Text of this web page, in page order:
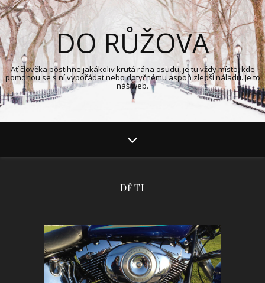
DO RŮŽOVA
Ať člověka postihne jakákoliv krutá rána osudu, je tu vždy místo, kde
pomohou se s ní vypořádat nebo dotyčnému aspoň zlepší náladu. Je to
náš web.
DĚTI